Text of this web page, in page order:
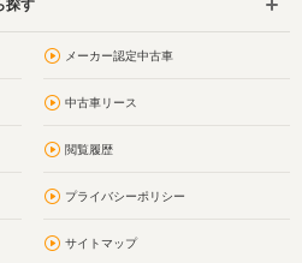
探す
メーカー認定中古車
中古車リース
閲覧履歴
プライバシーポリシー
サイトマップ